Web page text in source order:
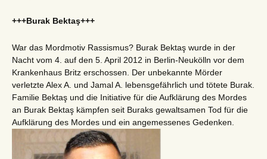
+++Burak Bektaş+++
War das Mordmotiv Rassismus? Burak Bektaş wurde in der
Nacht vom 4. auf den 5. April 2012 in Berlin-Neukölln vor dem
Krankenhaus Britz erschossen. Der unbekannte Mörder
verletzte Alex A. und Jamal A. lebensgefährlich und tötete Burak.
Familie Bektaş und die Initiative für die Aufklärung des Mordes
an Burak Bektaş kämpfen seit Buraks gewaltsamen Tod für die
Aufklärung des Mordes und ein angemessenes Gedenken.